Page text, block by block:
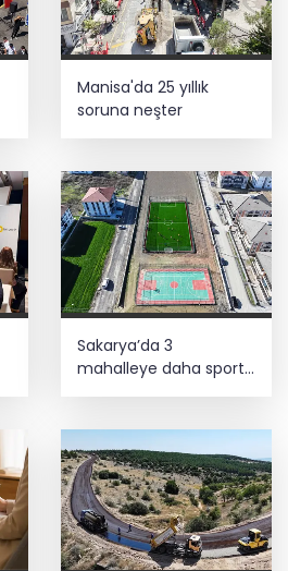
Manisa'da 25 yıllık
soruna neşter
Sakarya’da 3
mahalleye daha sportif